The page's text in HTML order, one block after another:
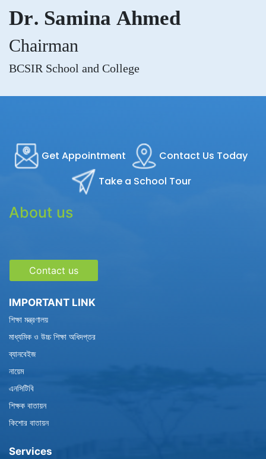
Dr. Samina Ahmed
Chairman
BCSIR School and College
Get Appointment
Contact Us Today
Take a School Tour
About us
Contact us
IMPORTANT LINK
শিক্ষা মন্ত্রণালয়
মাধ্যমিক ও উচ্চ শিক্ষা অধিদপ্তর
ব্যানবেইজ
নায়েম
এনসিটিবি
শিক্ষক বাতায়ন
কিশোর বাতায়ন
Services